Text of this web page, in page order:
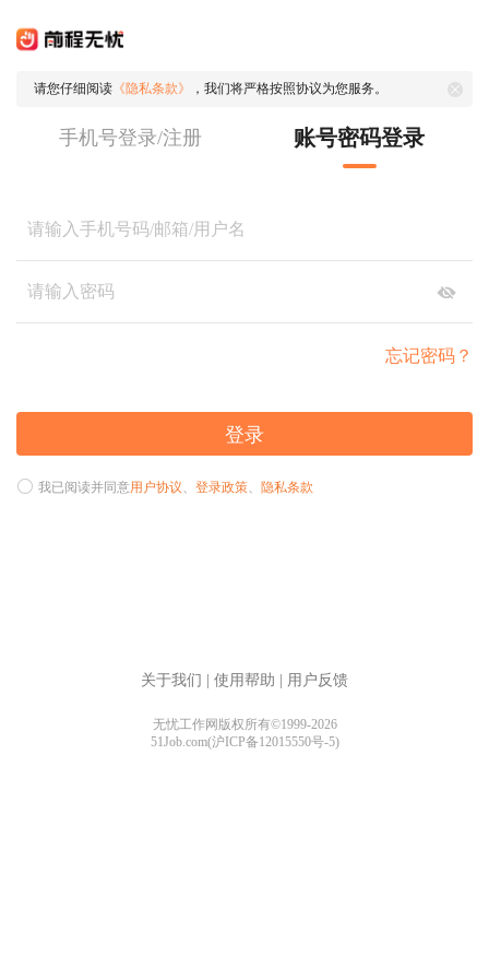
请您仔细阅读 《隐私条款》 ，我们将严格按照协议为您服务。
手机号登录/注册 账号密码登录
忘记密码？
登录
我已阅读并同意用户协议、 登录政策、 隐私条款
关于我们 使用帮助 用户反馈
无忧工作网版权所有©1999-2026
51Job.com(沪ICP备12015550号-5)